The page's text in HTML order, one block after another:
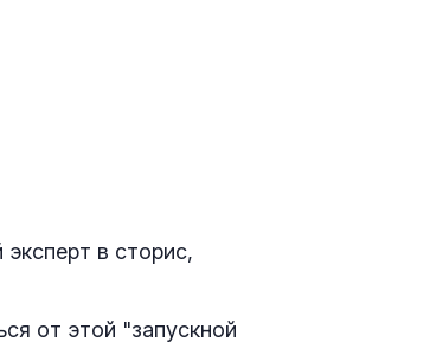
в сторис,
от этой "запускной